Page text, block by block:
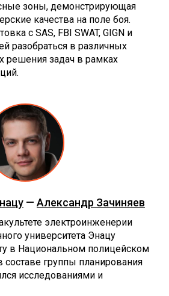
зоны, демонстрирующая
качества на поле боя.
с SAS, FBI SWAT, GIGN и
разобраться в различных
решения задач в рамках
— Александр Зачиняев
электроинженерии
университета Энацу
в Национальном полицейском
составе группы планирования
исследованиями и